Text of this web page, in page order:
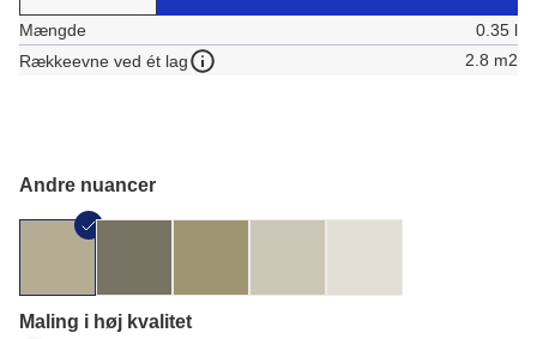
Mængde
0.35 l
Rækkeevne ved ét lag
2.8 m2
Andre nuancer
Maling i høj kvalitet